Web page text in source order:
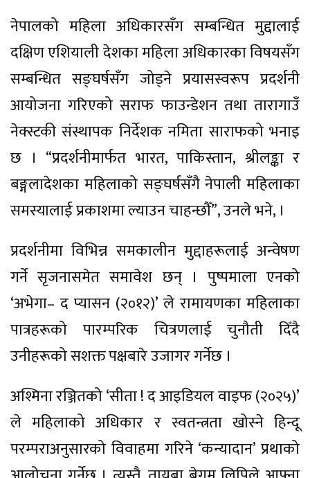
नेपालको महिला अधिकारसँग सम्बन्धित मुद्दालाई
दक्षिण एशियाली देशका महिला अधिकारका विषयसँग
सम्बन्धित सङ्घर्षसँग जोड्ने प्रयासस्वरूप प्रदर्शनी
आयोजना गरिएको सराफ फाउन्डेशन तथा तारागाउँ
नेक्स्टकी संस्थापक निर्देशक नमिता साराफको भनाइ
छ । “प्रदर्शनीमार्फत भारत, पाकिस्तान, श्रीलङ्का र
बङ्गलादेशका महिलाको सङ्घर्षसँगै नेपाली महिलाका
समस्यालाई प्रकाशमा ल्याउन चाहन्छौँ”, उनले भने, ।
प्रदर्शनीमा विभिन्न समकालीन मुद्दाहरूलाई अन्वेषण
गर्ने सृजनासमेत समावेश छन् । पुष्पमाला एनको
‘अभेगा– द प्यासन (२०१२)’ ले रामायणका महिलाका
पात्रहरूको पारम्परिक चित्रणलाई चुनौती दिँदै
उनीहरूको सशक्त पक्षबारे उजागर गर्नेछ ।
अश्मिना रञ्जितको ‘सीता ! द आइडियल वाइफ (२०२५)’
ले महिलाको अधिकार र स्वतन्त्रता खोस्ने हिन्दू
परम्पराअनुसारको विवाहमा गरिने ‘कन्यादान’ प्रथाको